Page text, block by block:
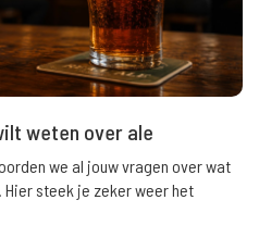
weten over ale
we al jouw vragen over wat
steek je zeker weer het